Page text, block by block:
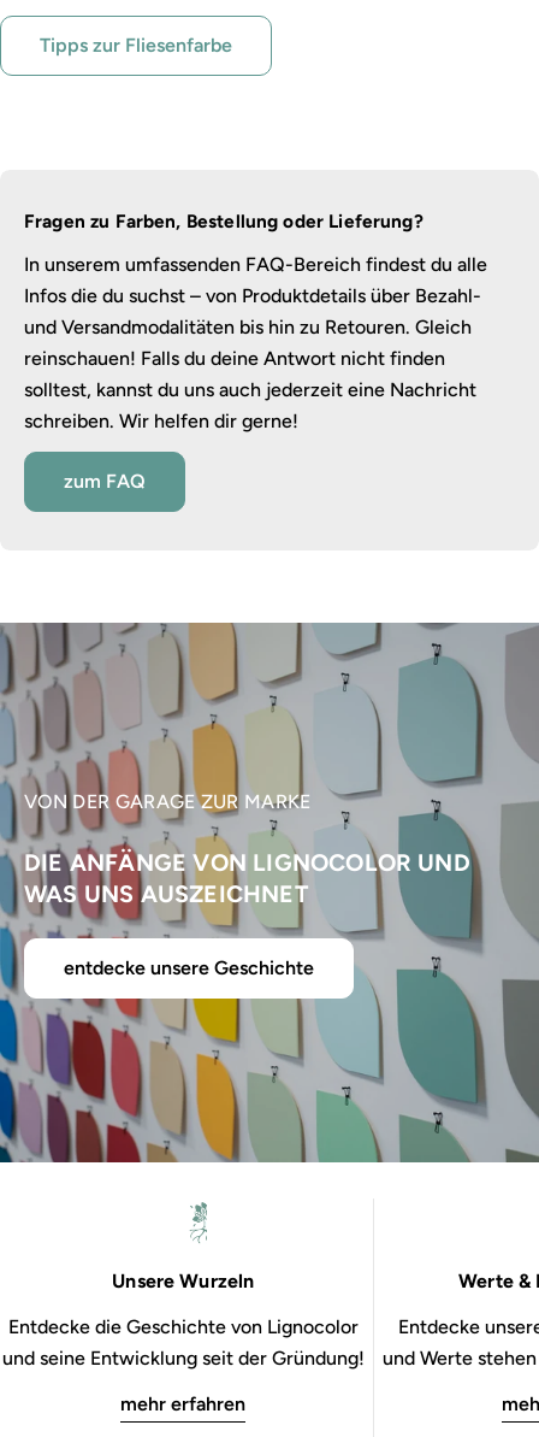
Tipps zur Fliesenfarbe
Fragen zu Farben, Bestellung oder Lieferung?
In unserem umfassenden FAQ-Bereich findest du alle
Infos die du suchst – von Produktdetails über Bezahl-
und Versandmodalitäten bis hin zu Retouren. Gleich
reinschauen! Falls du deine Antwort nicht finden
solltest, kannst du uns auch jederzeit eine Nachricht
schreiben. Wir helfen dir gerne!
zum FAQ
VON DER GARAGE ZUR MARKE
DIE ANFÄNGE VON LIGNOCOLOR UND
WAS UNS AUSZEICHNET
entdecke unsere Geschichte
Unsere Wurzeln
Entdecke die Geschichte von Lignocolor
und seine Entwicklung seit der Gründung!
mehr erfahren
Werte &
Entdecke
und Werte